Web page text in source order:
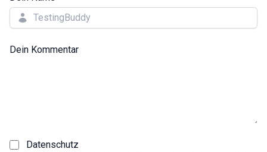
Dein Kommentar
Datenschutz